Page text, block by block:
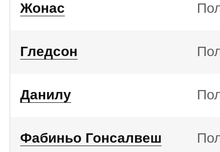
Жонас
Гледсон
Данилу
Фабиньо Гонсалвеш